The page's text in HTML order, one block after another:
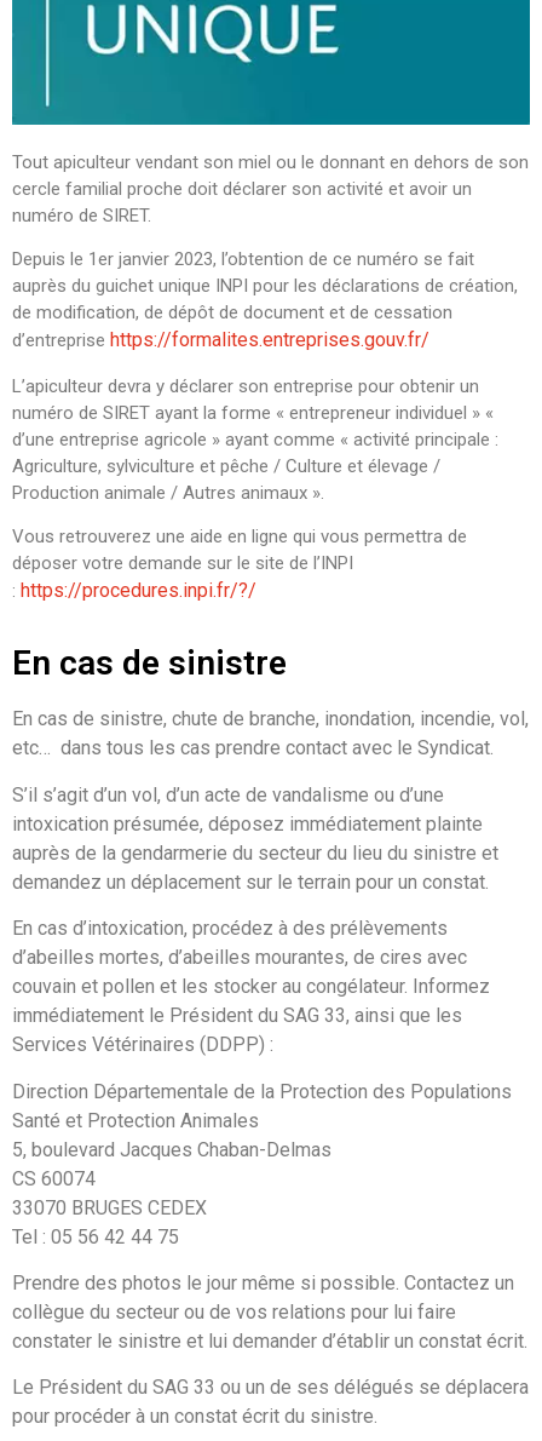
Tout apiculteur vendant son miel ou le donnant en dehors de son
cercle familial proche doit déclarer son activité et avoir un
numéro de SIRET.
Depuis le 1er janvier 2023, l’obtention de ce numéro se fait
auprès du guichet unique INPI pour les déclarations de création,
de modification, de dépôt de document et de cessation
d’entreprise https://formalites.entreprises.gouv.fr/
L’apiculteur devra y déclarer son entreprise pour obtenir un
numéro de SIRET ayant la forme « entrepreneur individuel » «
d’une entreprise agricole » ayant comme « activité principale :
Agriculture, sylviculture et pêche / Culture et élevage /
Production animale / Autres animaux ».
Vous retrouverez une aide en ligne qui vous permettra de
déposer votre demande sur le site de l’INPI
: https://procedures.inpi.fr/?/
En cas de sinistre
En cas de sinistre, chute de branche, inondation, incendie, vol,
etc… dans tous les cas prendre contact avec le Syndicat.
S’il s’agit d’un vol, d’un acte de vandalisme ou d’une
intoxication présumée, déposez immédiatement plainte
auprès de la gendarmerie du secteur du lieu du sinistre et
demandez un déplacement sur le terrain pour un constat.
En cas d’intoxication, procédez à des prélèvements
d’abeilles mortes, d’abeilles mourantes, de cires avec
couvain et pollen et les stocker au congélateur. Informez
immédiatement le Président du SAG 33, ainsi que les
Services Vétérinaires (DDPP) :
Direction Départementale de la Protection des Populations
Santé et Protection Animales
5, boulevard Jacques Chaban-Delmas
CS 60074
33070 BRUGES CEDEX
Tel : 05 56 42 44 75
Prendre des photos le jour même si possible. Contactez un
collègue du secteur ou de vos relations pour lui faire
constater le sinistre et lui demander d’établir un constat écrit.
Le Président du SAG 33 ou un de ses délégués se déplacera
pour procéder à un constat écrit du sinistre.